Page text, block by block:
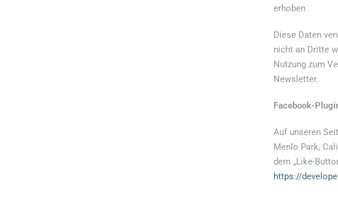
erhoben.
Diese Daten
nicht an Dritte
Nutzung zum
Newsletter.
Facebook-
Auf unseren
Menlo Park,
dem „Like-
https://